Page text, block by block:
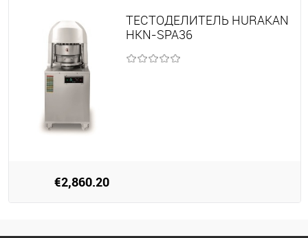
ТЕСТОДЕЛИТЕЛЬ HURAKAN
HKN-SPA36
€2,860.20